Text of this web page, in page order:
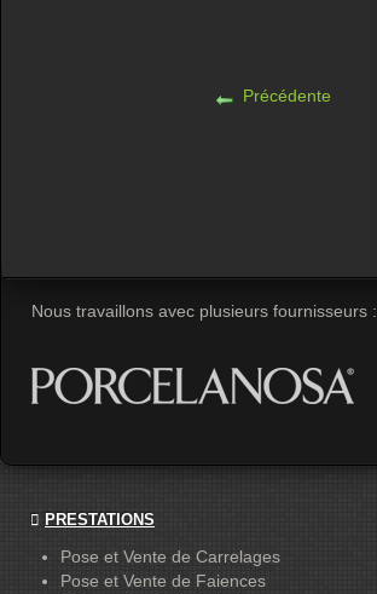
Précédente
Nous travaillons avec plusieurs fournisseurs :
PRESTATIONS
Pose et Vente de Carrelages
Pose et Vente de Faiences